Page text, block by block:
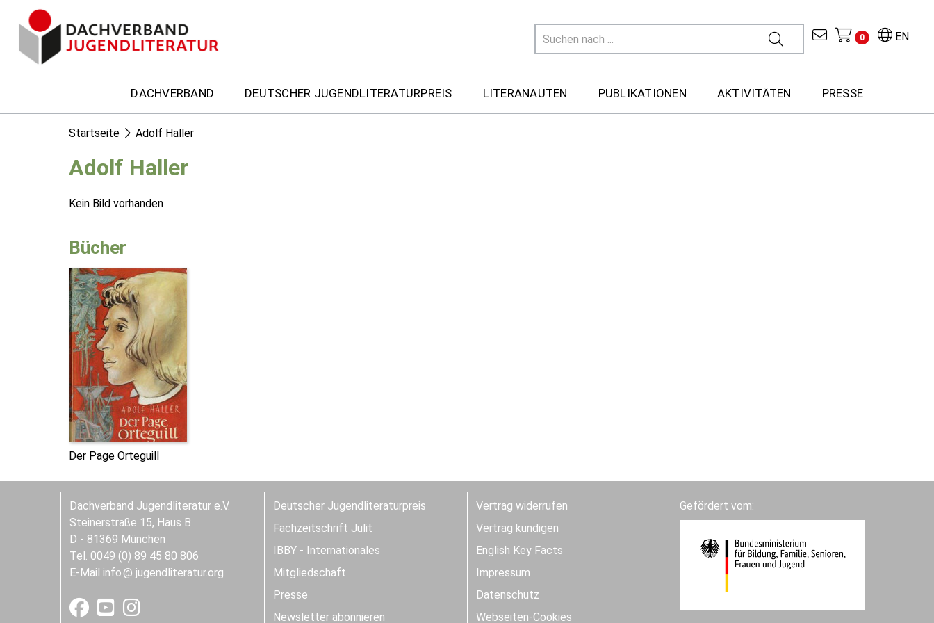
EN
0
DACHVERBAND DEUTSCHER JUGENDLITERATURPREIS LITERANAUTEN PUBLIKATIONEN AKTIVITÄTEN PRESSE
Startseite Adolf Haller
Adolf Haller
Kein Bild vorhanden
Bücher
Der Page Orteguill
Dachverband Jugendliteratur e.V.
Steinerstraße 15, Haus B
D - 81369 München
Tel. 0049 (0) 89 45 80 806
E-Mail info jugendliteratur.org
Deutscher Jugendliteraturpreis
Fachzeitschrift Julit
IBBY - Internationales
Mitgliedschaft
Presse
Newsletter abonnieren
Vertrag widerrufen
Vertrag kündigen
English Key Facts
Impressum
Datenschutz
Webseiten-Cookies
Gefördert vom: